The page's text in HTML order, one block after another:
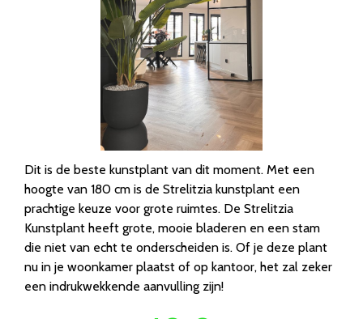
Dit is de beste kunstplant van dit moment. Met een
hoogte van 180 cm is de Strelitzia kunstplant een
prachtige keuze voor grote ruimtes. De Strelitzia
Kunstplant heeft grote, mooie bladeren en een stam
die niet van echt te onderscheiden is. Of je deze plant
nu in je woonkamer plaatst of op kantoor, het zal zeker
een indrukwekkende aanvulling zijn!